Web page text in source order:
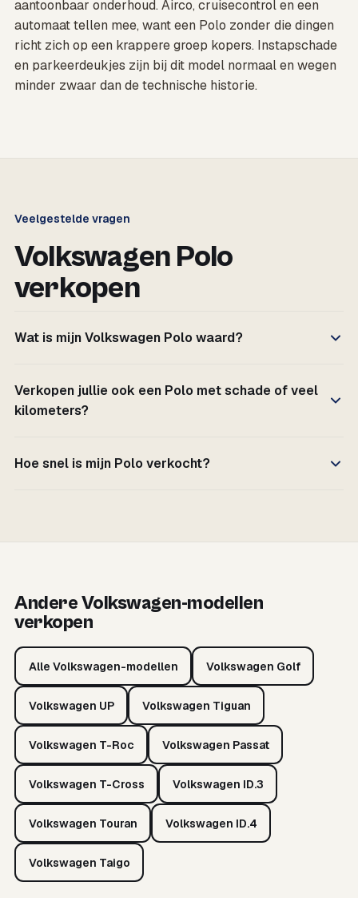
aantoonbaar onderhoud. Airco, cruisecontrol en een
automaat tellen mee, want een Polo zonder die dingen
richt zich op een krappere groep kopers. Instapschade
en parkeerdeukjes zijn bij dit model normaal en wegen
minder zwaar dan de technische historie.
Veelgestelde vragen
Volkswagen Polo
verkopen
Wat is mijn Volkswagen Polo waard?
Verkopen jullie ook een Polo met schade of veel
kilometers?
Hoe snel is mijn Polo verkocht?
Andere Volkswagen-modellen
verkopen
Alle Volkswagen-modellen Volkswagen Golf
Volkswagen UP Volkswagen Tiguan
Volkswagen T-Roc Volkswagen Passat
Volkswagen T-Cross Volkswagen ID.3
Volkswagen Touran Volkswagen ID.4
Volkswagen Taigo